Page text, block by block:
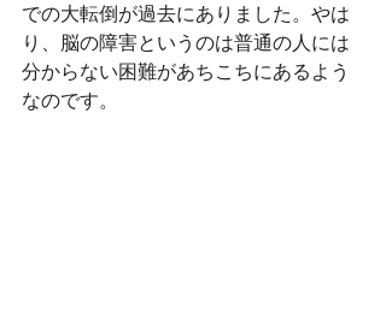
での大転倒が過去にありました。やは
り、脳の障害というのは普通の人には
分からない困難があちこちにあるよう
なのです。